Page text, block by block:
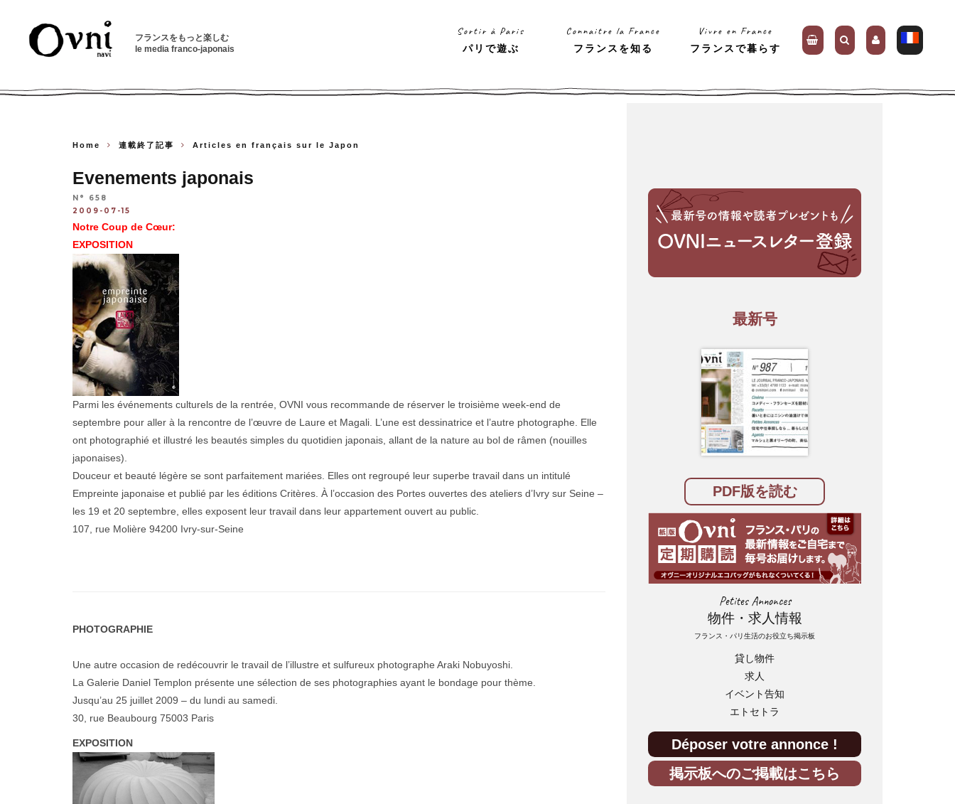
フランスをもっと楽しむ
le media franco-japonais
Sortir à Paris
パリで遊ぶ
Connaitre la France
フランスを知る
Vivre en France
フランスで暮らす
Home 連載終了記事 Articles en français sur le Japon
Evenements japonais
N° 658
2009-07-15
Notre Coup de Cœur:
EXPOSITION
Parmi les événements culturels de la rentrée, OVNI vous recommande de réserver le troisième week-end de
septembre pour aller à la rencontre de l’œuvre de Laure et Magali. L’une est dessinatrice et l’autre photographe. Elle
ont photographié et illustré les beautés simples du quotidien japonais, allant de la nature au bol de râmen (nouilles
japonaises).
Douceur et beauté légère se sont parfaitement mariées. Elles ont regroupé leur superbe travail dans un intitulé
Empreinte japonaise et publié par les éditions Critères. À l’occasion des Portes ouvertes des ateliers d’Ivry sur Seine –
les 19 et 20 septembre, elles exposent leur travail dans leur appartement ouvert au public.
107, rue Molière 94200 Ivry-sur-Seine
PHOTOGRAPHIE
Une autre occasion de redécouvrir le travail de l’illustre et sulfureux photographe Araki Nobuyoshi.
La Galerie Daniel Templon présente une sélection de ses photographies ayant le bondage pour thème.
Jusqu’au 25 juillet 2009 – du lundi au samedi.
30, rue Beaubourg 75003 Paris
EXPOSITION
最新号
PDF版を読む
Petites Annonces
物件・求人情報
フランス・パリ生活のお役立ち掲示板
貸し物件
求人
イベント告知
エトセトラ
Déposer votre annonce !
掲示板へのご掲載はこちら